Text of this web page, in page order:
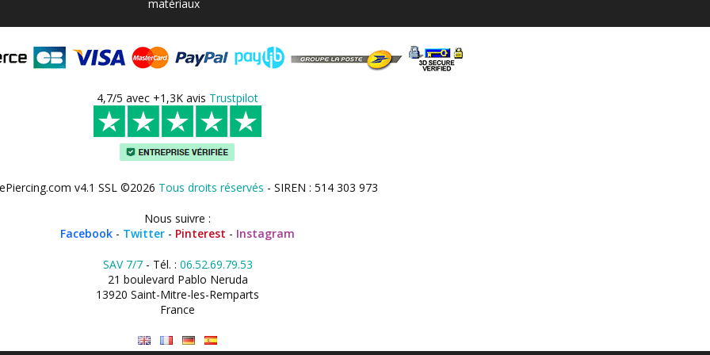
matériaux
4,7/5 avec +1,3K avis Trustpilot
v4.1 SSL ©2026 Tous droits réservés - SIREN : 514 303 973
Nous suivre :
Facebook - Twitter - Pinterest - Instagram
SAV 7/7- Tél. : 06.52.69.79.53
21 boulevard Pablo Neruda
13920 Saint-Mitre-les-Remparts
France